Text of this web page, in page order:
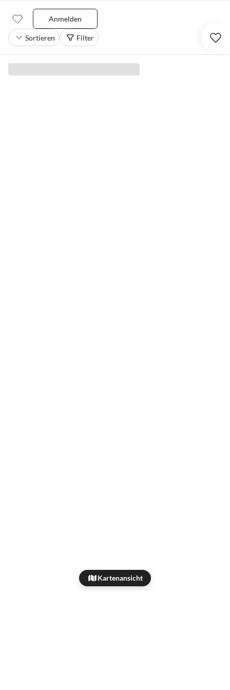
Anmelden
Sortieren Filter
Kartenansicht